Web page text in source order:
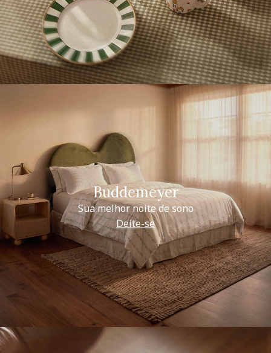
Buddemeyer
Sua melhor noite de sono
Deite-se